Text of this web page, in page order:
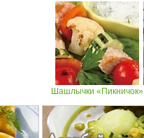
Шашлычки «Пикничок»